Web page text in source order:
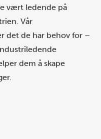
vært ledende på
Vår
det de har behov for –
dem å skape